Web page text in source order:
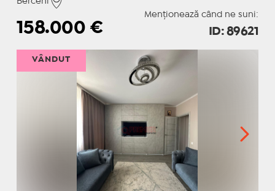
Menționează când ne suni:
158.000 € ID: 89621
VÂNDUT